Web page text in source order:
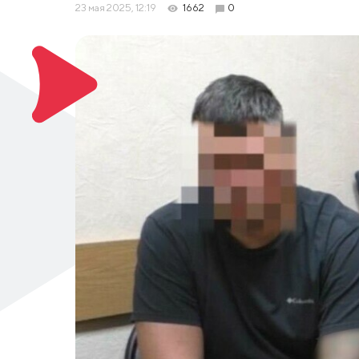
23 мая 2025, 12:19 1662 0